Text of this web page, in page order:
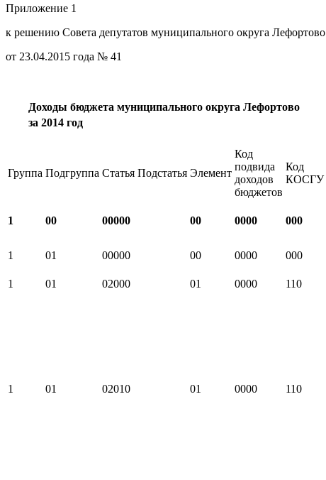
Приложение 1
к решению Совета депутатов муниципального округа Лефортово
от 23.04.2015 года № 41
Доходы бюджета муниципального округа Лефортово
за 2014 год
Группа Подгруппа Статья Подстатья Элемент
Код
подвида
доходов
бюджетов
Код
КОСГУ
1 00 00000 00 0000 000
1 01 00000 00 0000 000
1 01 02000 01 0000 110
1 01 02010 01 0000 110